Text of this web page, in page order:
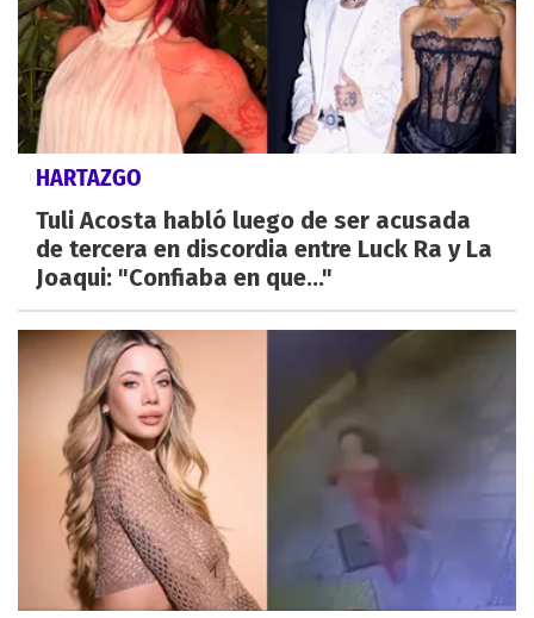
HARTAZGO
Tuli Acosta habló luego de ser acusada
de tercera en discordia entre Luck Ra y La
Joaqui: "Confiaba en que..."